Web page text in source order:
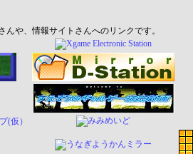
や、情報サイトさんへのリンクです。
(仮）